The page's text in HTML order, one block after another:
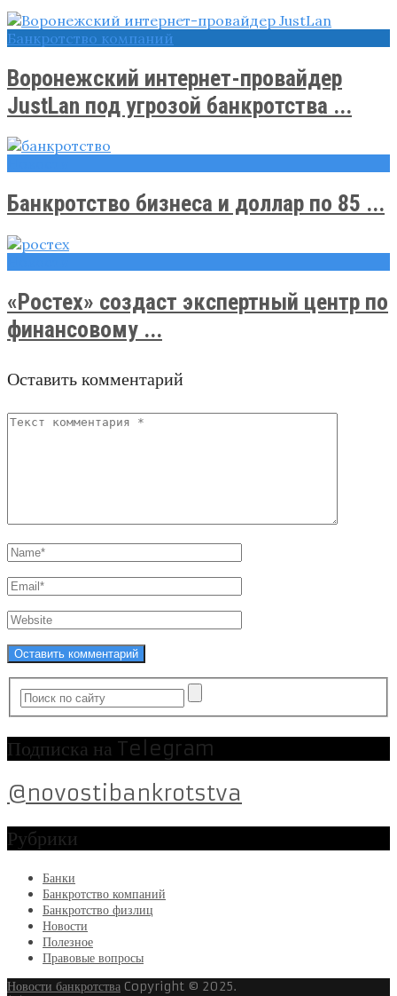
Банкротство компаний
Воронежский интернет-провайдер
JustLan под угрозой банкротства ...
Банкротство бизнеса и доллар по 85 ...
«Ростех»​ создаст экспертный центр по
финансовому ...
Оставить комментарий
Подписка на Telegram
@novostibankrotstva
Рубрики
Банки
Банкротство компаний
Банкротство физлиц
Новости
Полезное
Правовые вопросы
Новости банкротства Copyright © 2025.